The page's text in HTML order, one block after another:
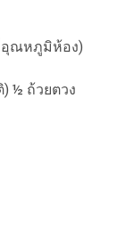
อุณหภูมิห้อง)
½ ถ้วยตวง